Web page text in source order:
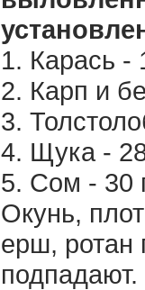
1. Карась -
2. Карп и
3.
4. Щука - 28
5. Сом - 30
Окунь,
ерш, ротан
подпадают.